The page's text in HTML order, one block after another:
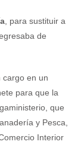
, para sustituir a
de
cargo en un
para que la
que
y Pesca,
Interior